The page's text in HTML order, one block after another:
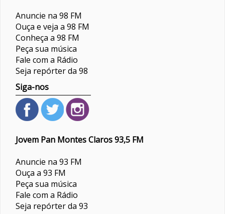
Anuncie na 98 FM
Ouça e veja a 98 FM
Conheça a 98 FM
Peça sua música
Fale com a Rádio
Seja repórter da 98
Siga-nos
Jovem Pan Montes Claros 93,5 FM
Anuncie na 93 FM
Ouça a 93 FM
Peça sua música
Fale com a Rádio
Seja repórter da 93